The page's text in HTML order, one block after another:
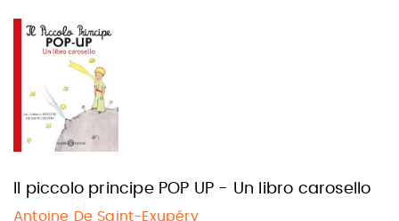
Il piccolo principe POP UP - Un libro carosello
Antoine De Saint-Exupéry